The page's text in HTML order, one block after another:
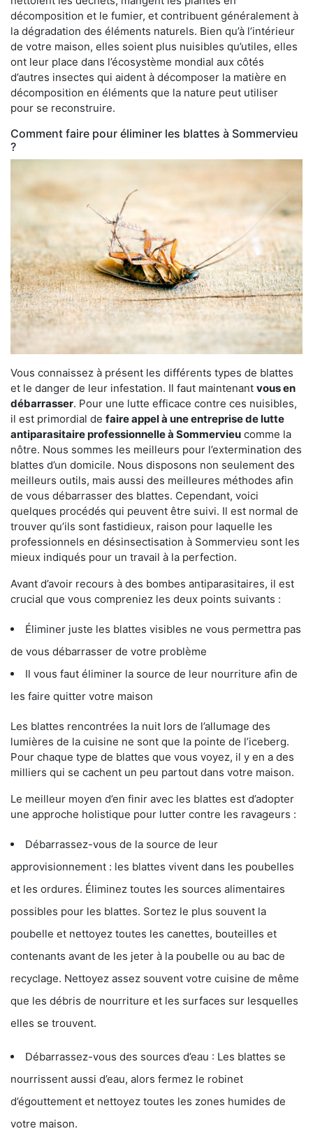
décomposition et le fumier, et contribuent généralement à
la dégradation des éléments naturels. Bien qu’à l’intérieur
de votre maison, elles soient plus nuisibles qu’utiles, elles
ont leur place dans l’écosystème mondial aux côtés
d’autres insectes qui aident à décomposer la matière en
décomposition en éléments que la nature peut utiliser
pour se reconstruire.
Comment faire pour éliminer les blattes à Sommervieu
?
Vous connaissez à présent les différents types de blattes
et le danger de leur infestation. Il faut maintenant vous en
débarrasser. Pour une lutte efficace contre ces nuisibles,
il est primordial de faire appel à une entreprise de lutte
antiparasitaire professionnelle à Sommervieu comme la
nôtre. Nous sommes les meilleurs pour l’extermination des
blattes d’un domicile. Nous disposons non seulement des
meilleurs outils, mais aussi des meilleures méthodes afin
de vous débarrasser des blattes. Cependant, voici
quelques procédés qui peuvent être suivi. Il est normal de
trouver qu’ils sont fastidieux, raison pour laquelle les
professionnels en désinsectisation à Sommervieu sont les
mieux indiqués pour un travail à la perfection.
Avant d’avoir recours à des bombes antiparasitaires, il est
crucial que vous compreniez les deux points suivants :
Éliminer juste les blattes visibles ne vous permettra pas
de vous débarrasser de votre problème
Il vous faut éliminer la source de leur nourriture afin de
les faire quitter votre maison
Les blattes rencontrées la nuit lors de l’allumage des
lumières de la cuisine ne sont que la pointe de l’iceberg.
Pour chaque type de blattes que vous voyez, il y en a des
milliers qui se cachent un peu partout dans votre maison.
Le meilleur moyen d’en finir avec les blattes est d’adopter
une approche holistique pour lutter contre les ravageurs :
Débarrassez-vous de la source de leur
approvisionnement : les blattes vivent dans les poubelles
et les ordures. Éliminez toutes les sources alimentaires
possibles pour les blattes. Sortez le plus souvent la
poubelle et nettoyez toutes les canettes, bouteilles et
contenants avant de les jeter à la poubelle ou au bac de
recyclage. Nettoyez assez souvent votre cuisine de même
que les débris de nourriture et les surfaces sur lesquelles
elles se trouvent.
Débarrassez-vous des sources d’eau : Les blattes se
nourrissent aussi d’eau, alors fermez le robinet
d’égouttement et nettoyez toutes les zones humides de
votre maison.